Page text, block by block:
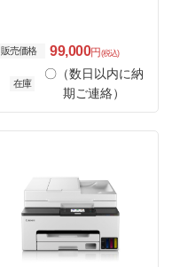
販売価格 99,000円 (税込)
在庫
〇（数日以内に納
期ご連絡）